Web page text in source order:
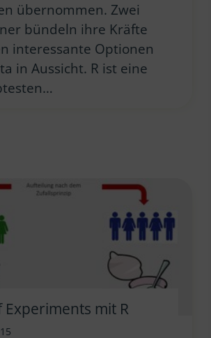
übernommen. Zwei
bündeln ihre Kräfte
interessante Optionen
in Aussicht. R ist eine
Experiments mit R